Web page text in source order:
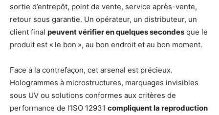
sortie d’entrepôt, point de vente, service après-vente,
retour sous garantie. Un opérateur, un distributeur, un
client final peuvent vérifier en quelques secondes que le
produit est « le bon », au bon endroit et au bon moment.
Face à la contrefaçon, cet arsenal est précieux.
Hologrammes à microstructures, marquages invisibles
sous UV ou solutions conformes aux critères de
performance de l’ISO 12931 compliquent la reproduction